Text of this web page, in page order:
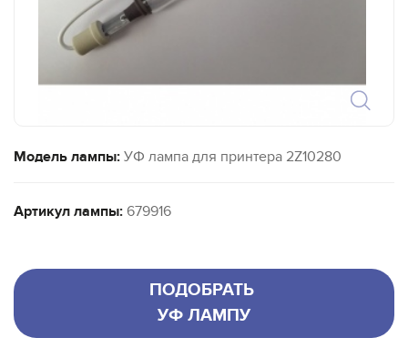
Модель лампы: УФ лампа для принтера 2Z10280
Артикул лампы: 679916
ПОДОБРАТЬ
УФ ЛАМПУ